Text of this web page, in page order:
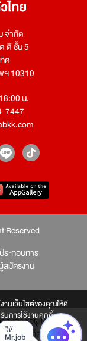
นเว็บไซต์ของคุณให้ดี
บการใช้งานคุกกี้
จำกัด
ดี ชั้น 5
ศ
ฯ 10310
น.
7447
Reserved
ระกอบการ
สมัครงาน
าหลงเชื่อผู้แอบอ้าง และ
อทางใดก็ตาม จะถูก